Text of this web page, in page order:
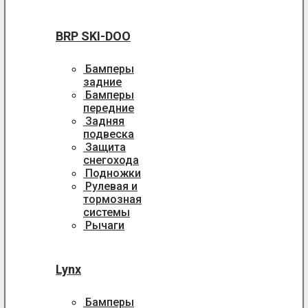
BRP SKI-DOO
Бамперы
задние
Бамперы
передние
Задняя
подвеска
Защита
снегохода
Подножки
Рулевая и
тормозная
системы
Рычаги
Lynx
Бамперы